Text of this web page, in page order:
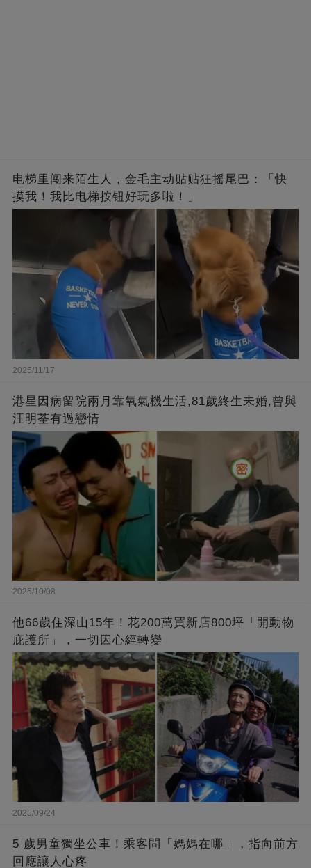
电梯里闯来陌生人，金毛主动贴贴狂摇尾巴：「快
摸我！我比电梯按钮好玩多啦！」
2025/11/17
港星因病留院兩月靠氧氣機生活,81歲終生未婚,曾與
汪明荃有過戀情
2025/10/08
他66歲住深山15年！花200萬買新店800坪「開動物
庇護所」，一切因心經轉變
2025/09/24
5 歲男童獨坐公車！乘客問「媽媽在哪」，指向前方
回應讓人心疼